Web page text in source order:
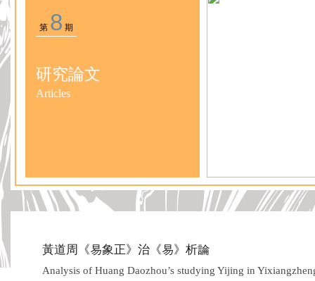
第 8期
研究論文
Articles
黃道周《易象正》治《易》析論
Analysis of Huang Daozhou’s studying Yijing in